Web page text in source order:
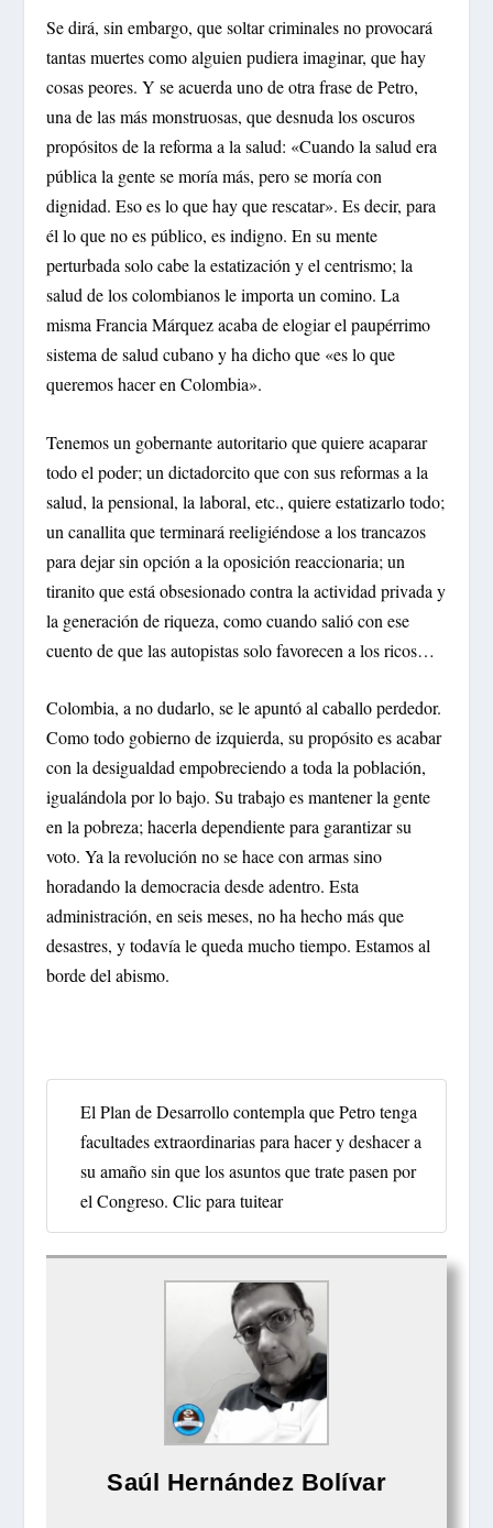
Se dirá, sin embargo, que soltar criminales no provocará
tantas muertes como alguien pudiera imaginar, que hay
cosas peores. Y se acuerda uno de otra frase de Petro,
una de las más monstruosas, que desnuda los oscuros
propósitos de la reforma a la salud: «Cuando la salud era
pública la gente se moría más, pero se moría con
dignidad. Eso es lo que hay que rescatar». Es decir, para
él lo que no es público, es indigno. En su mente
perturbada solo cabe la estatización y el centrismo; la
salud de los colombianos le importa un comino. La
misma Francia Márquez acaba de elogiar el paupérrimo
sistema de salud cubano y ha dicho que «es lo que
queremos hacer en Colombia».
Tenemos un gobernante autoritario que quiere acaparar
todo el poder; un dictadorcito que con sus reformas a la
salud, la pensional, la laboral, etc., quiere estatizarlo todo;
un canallita que terminará reeligiéndose a los trancazos
para dejar sin opción a la oposición reaccionaria; un
tiranito que está obsesionado contra la actividad privada y
la generación de riqueza, como cuando salió con ese
cuento de que las autopistas solo favorecen a los ricos…
Colombia, a no dudarlo, se le apuntó al caballo perdedor.
Como todo gobierno de izquierda, su propósito es acabar
con la desigualdad empobreciendo a toda la población,
igualándola por lo bajo. Su trabajo es mantener la gente
en la pobreza; hacerla dependiente para garantizar su
voto. Ya la revolución no se hace con armas sino
horadando la democracia desde adentro. Esta
administración, en seis meses, no ha hecho más que
desastres, y todavía le queda mucho tiempo. Estamos al
borde del abismo.
El Plan de Desarrollo contempla que Petro tenga
facultades extraordinarias para hacer y deshacer a
su amaño sin que los asuntos que trate pasen por
el Congreso. Clic para tuitear
Saúl Hernández Bolívar